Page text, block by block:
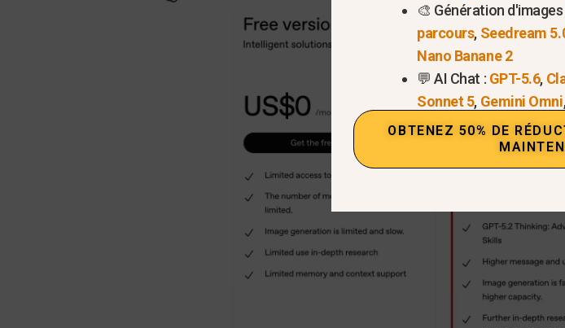
🎨 Génération
parcours, Seedream
Nano Banane 2
💬 AI Chat : GPT-5.6,
Sonnet 5, Gemini Omni
OBTENEZ 50% DE